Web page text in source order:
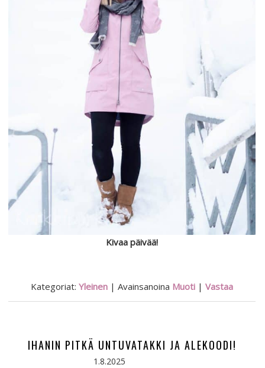
Kivaa päivää!
Kategoriat: Yleinen |Avainsanoina Muoti |Vastaa
IHANIN PITKÄ UNTUVATAKKI JA ALEKOODI!
1.8.2025